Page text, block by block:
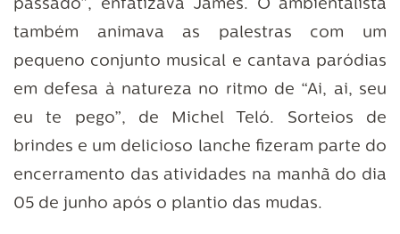
passado”, enfatizava James. O ambientalista
também animava as palestras com um
pequeno conjunto musical e cantava paródias
em defesa à natureza no ritmo de “Ai, ai, seu
eu te pego”, de Michel Teló. Sorteios de
brindes e um delicioso lanche fizeram parte do
encerramento das atividades na manhã do dia
05 de junho após o plantio das mudas.